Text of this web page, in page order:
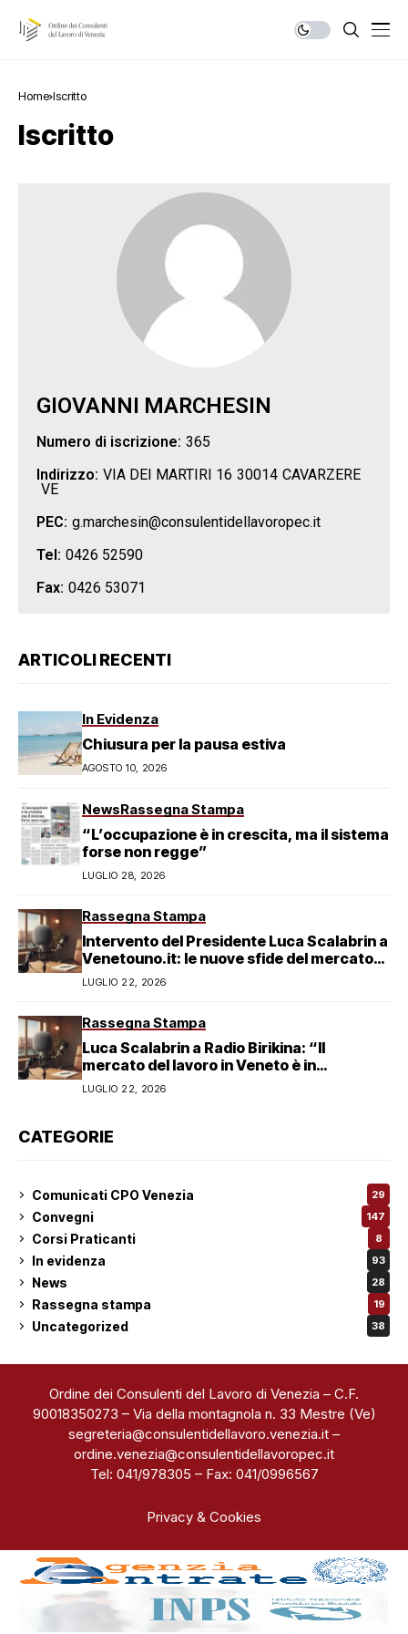
Home Iscritto
Iscritto
GIOVANNI MARCHESIN
Numero di iscrizione: 365
Indirizzo: VIA DEI MARTIRI 16 30014 CAVARZERE
VE
PEC: g.marchesin@consulentidellavoropec.it
Tel: 0426 52590
Fax: 0426 53071
ARTICOLI RECENTI
In Evidenza
Chiusura per la pausa estiva
AGOSTO 10, 2026
NewsRassegna Stampa
“L’occupazione è in crescita, ma il sistema
forse non regge”
LUGLIO 28, 2026
Rassegna Stampa
Intervento del Presidente Luca Scalabrin a
Venetouno.it: le nuove sfide del mercato
del lavoro veneziano
LUGLIO 22, 2026
Rassegna Stampa
Luca Scalabrin a Radio Birikina: “Il
mercato del lavoro in Veneto è in
trasformazione”
LUGLIO 22, 2026
CATEGORIE
Comunicati CPO Venezia 29
Convegni 147
Corsi Praticanti 8
In evidenza 93
News 28
Rassegna stampa 19
Uncategorized 38
Ordine dei Consulenti del Lavoro di Venezia – C.F.
90018350273 – Via della montagnola n. 33 Mestre (Ve)
segreteria@consulentidellavoro.venezia.it –
ordine.venezia@consulentidellavoropec.it
Tel: 041/978305 – Fax: 041/0996567
Privacy & Cookies